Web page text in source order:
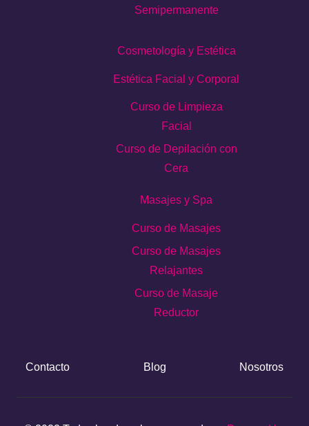
Semipermanente
Cosmetología y Estética
Estética Facial y Corporal
Curso de Limpieza
Facial
Curso de Depilación con
Cera
Masajes y Spa
Curso de Masajes
Curso de Masajes
Relajantes
Curso de Masaje
Reductor
Contacto Blog Nosotros